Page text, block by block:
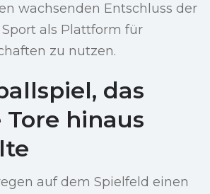
wachsenden Entschluss der
als Plattform für
zu nutzen.
das
hinaus
auf dem Spielfeld einen